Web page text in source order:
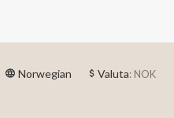
Norwegian Valuta: NOK